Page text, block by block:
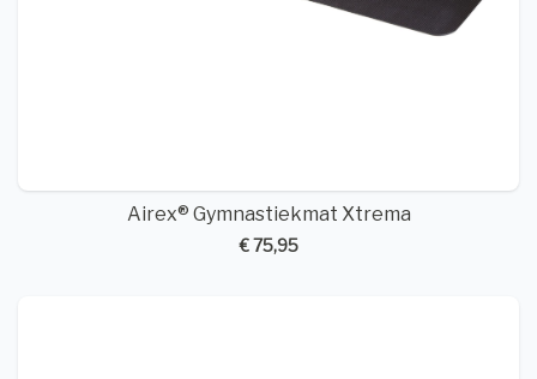
Airex® Gymnastiekmat Xtrema
€ 75,95